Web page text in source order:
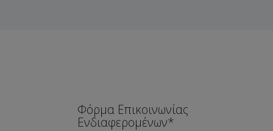
Φόρμα Επικοινωνίας
Ενδιαφερομένων*